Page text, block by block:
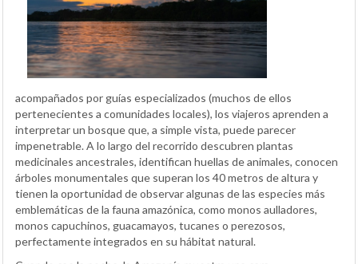
acompañados por guías especializados (muchos de ellos
pertenecientes a comunidades locales), los viajeros aprenden a
interpretar un bosque que, a simple vista, puede parecer
impenetrable. A lo largo del recorrido descubren plantas
medicinales ancestrales, identifican huellas de animales, conocen
árboles monumentales que superan los 40 metros de altura y
tienen la oportunidad de observar algunas de las especies más
emblemáticas de la fauna amazónica, como monos aulladores,
monos capuchinos, guacamayos, tucanes o perezosos,
perfectamente integrados en su hábitat natural.